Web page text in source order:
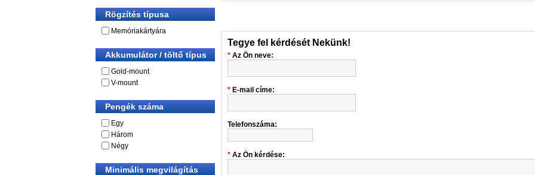
Rögzítés típusa
Memóriakártyára
Akkumulátor / töltő típus
Gold-mount
V-mount
Pengék száma
Egy
Három
Négy
Minimális megvilágítás
Tegye fel kérdését Nekünk!
Az Ön neve:
E-mail címe:
Telefonszáma:
Az Ön kérdése: